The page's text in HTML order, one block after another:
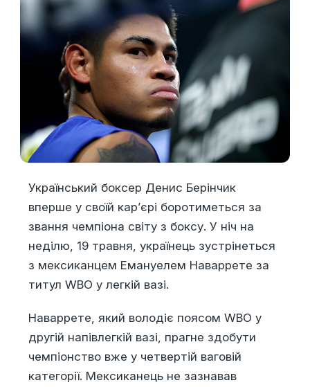
Український боксер Денис Берінчик
вперше у своїй кар’єрі боротиметься за
звання чемпіона світу з боксу. У ніч на
неділю, 19 травня, українець зустрінеться
з мексиканцем Емануелем Наваррете за
титул WBO у легкій вазі.
Наваррете, який володіє поясом WBO у
другій напівлегкій вазі, прагне здобути
чемпіонство вже у четвертій ваговій
категорії. Мексиканець не зазнавав